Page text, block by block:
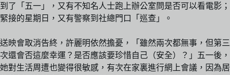
到了「五一」，又有不知名人士跑上辦公室問是否可以看電影；
緊接的星期日，又有警察到社總門口「巡查」。
送映會取消告終，許麗明依然擔憂，「雖然兩次都無事，但第三
次還會否這麼幸運？是否應該要珍惜自己（安全）？」五一後，
她對生活周遭也變得很敏感，有次在家裏進行網上會議，因為居